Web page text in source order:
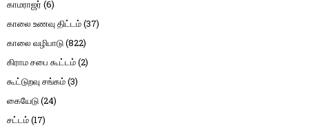
காமராஜர் (6)
காலை உணவு திட்டம்(37)
காலை வழிபாடு(822)
கிராம சபை கூட்டம்(2)
கூட்டுறவு சங்கம்(3)
கையேடு(24)
சட்டம்(17)